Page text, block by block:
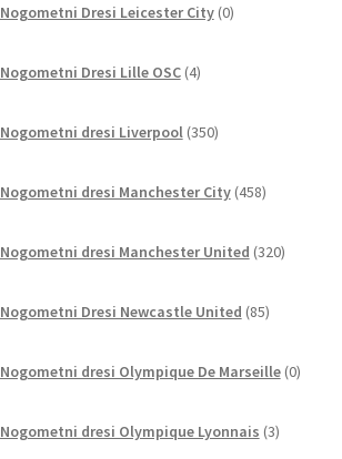
Nogometni Dresi Leicester City 0izdelkov
Nogometni Dresi Lille OSC 4izdelki
Nogometni dresi Liverpool 350izdelkov
Nogometni dresi Manchester City 458izdelkov
Nogometni dresi Manchester United 320izdelkov
Nogometni Dresi Newcastle United 85izdelkov
Nogometni dresi Olympique De Marseille 0
Nogometni dresi Olympique Lyonnais 3izdelki